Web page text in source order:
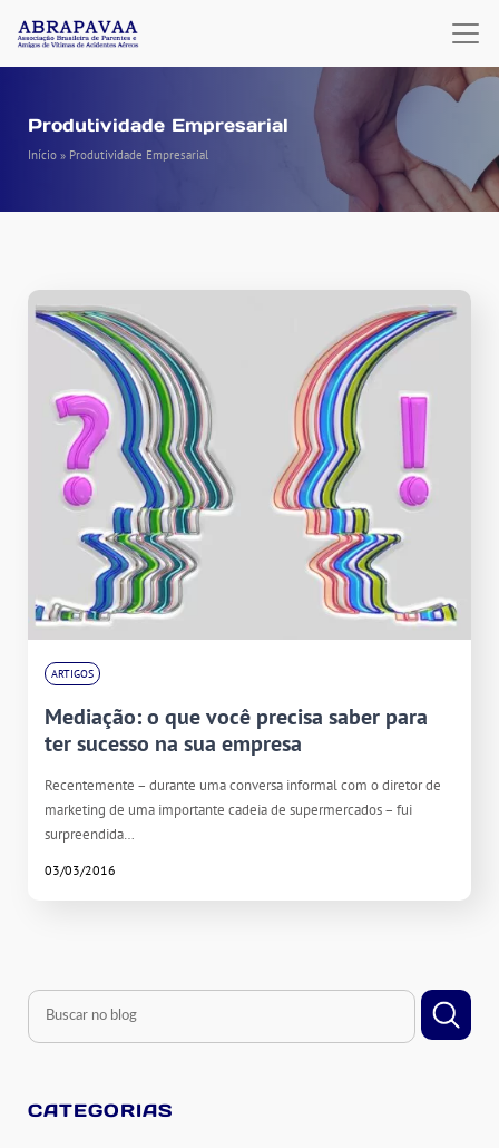
Produtividade Empresarial
Início » Produtividade Empresarial
ARTIGOS
Mediação: o que você precisa saber para
ter sucesso na sua empresa
Recentemente – durante uma conversa informal com o diretor de
marketing de uma importante cadeia de supermercados – fui
surpreendida…
03/03/2016
CATEGORIAS